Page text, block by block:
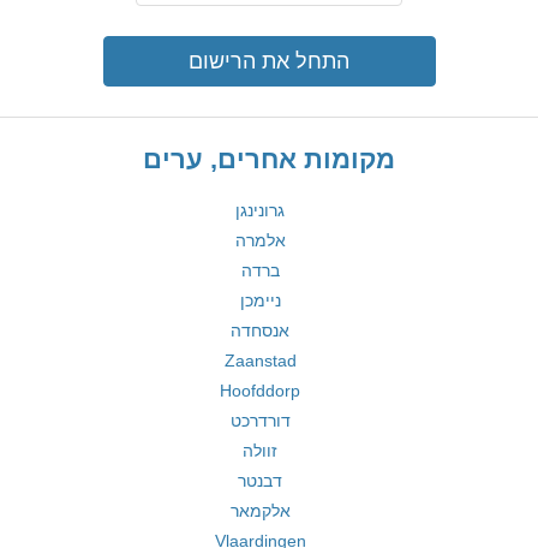
התחל את הרישום
מקומות אחרים, ערים
גרונינגן
אלמרה
ברדה
ניימכן
אנסחדה
Zaanstad
Hoofddorp
דורדרכט
זוולה
דבנטר
אלקמאר
Vlaardingen